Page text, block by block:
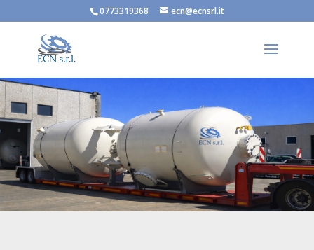
0773319368 ecn@ecnsrl.it